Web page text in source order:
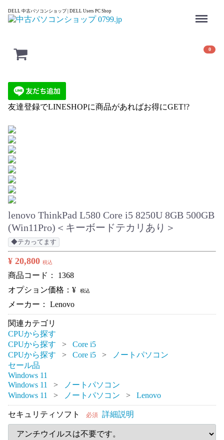
DELL 中古パソコンショップ | DELL Users PC Shop
0
友達登録でLINESHOPに商品があればお得にGET!?
lenovo ThinkPad L580 Core i5 8250U 8GB 500GB
(Win11Pro)＜キーボードテカリあり＞
◆テカってます
¥ 20,800 税込
商品コード： 1368
オプション価格：¥
税込
メーカー： Lenovo
関連カテゴリ
CPUから探す
CPUから探す
Core i5
CPUから探す
Core i5
ノートパソコン
セール品
Windows 11
Windows 11
ノートパソコン
Windows 11
ノートパソコン Lenovo
セキュリティソフト 必須 詳細説明